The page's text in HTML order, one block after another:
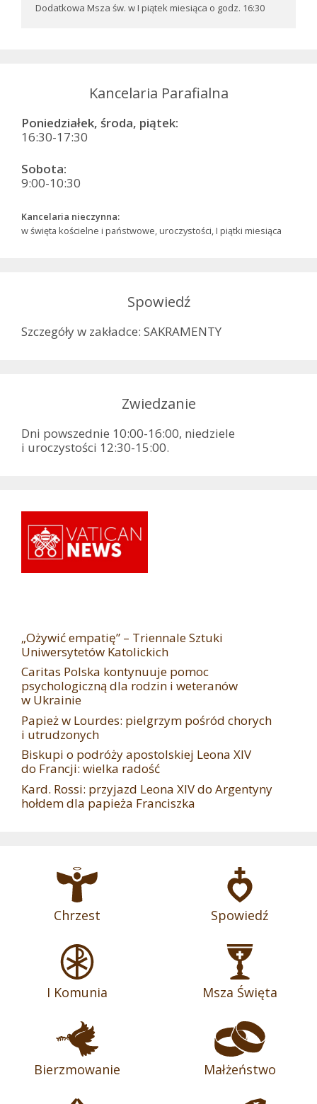
Dodatkowa Msza św. w I piątek miesiąca o godz. 16:30
Kancelaria Parafialna
Poniedziałek, środa, piątek:
16:30-17:30
Sobota:
9:00-10:30
Kancelaria nieczynna:
w święta kościelne i państwowe, uroczystości, I piątki miesiąca
Spowiedź
Szczegóły w zakładce: SAKRAMENTY
Zwiedzanie
Dni powszednie 10:00-16:00, niedziele
i uroczystości 12:30-15:00.
„Ożywić empatię” – Triennale Sztuki
Uniwersytetów Katolickich
Caritas Polska kontynuuje pomoc
psychologiczną dla rodzin i weteranów
w Ukrainie
Papież w Lourdes: pielgrzym pośród chorych
i utrudzonych
Biskupi o podróży apostolskiej Leona XIV
do Francji: wielka radość
Kard. Rossi: przyjazd Leona XIV do Argentyny
hołdem dla papieża Franciszka
Chrzest Spowiedź
I Komunia Msza Święta
Bierzmowanie Małżeństwo